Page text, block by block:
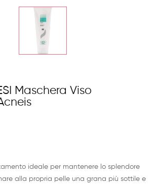
Maschera Viso
ideale per mantenere lo splendore
alla propria pelle una grana più sottile e